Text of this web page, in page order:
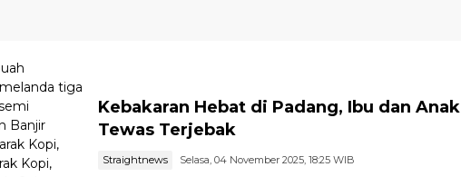
Kebakaran Hebat di Padang, Ibu dan Anak
Tewas Terjebak
Straightnews Selasa, 04 November 2025, 18:25 WIB